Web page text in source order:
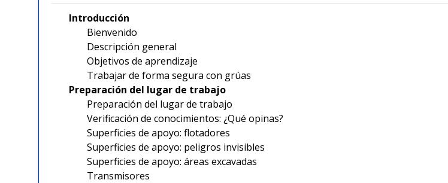
Introducción
Bienvenido
Descripción general
Objetivos de aprendizaje
Trabajar de forma segura con grúas
Preparación del lugar de trabajo
Preparación del lugar de trabajo
Verificación de conocimientos: ¿Qué opinas?
Superficies de apoyo: flotadores
Superficies de apoyo: peligros invisibles
Superficies de apoyo: áreas excavadas
Transmisores